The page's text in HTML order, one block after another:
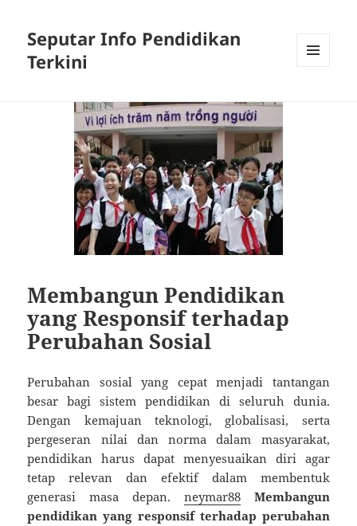
Seputar Info Pendidikan
Terkini
Membangun Pendidikan
yang Responsif terhadap
Perubahan Sosial
Perubahan sosial yang cepat menjadi tantangan
besar bagi sistem pendidikan di seluruh dunia.
Dengan kemajuan teknologi, globalisasi, serta
pergeseran nilai dan norma dalam masyarakat,
pendidikan harus dapat menyesuaikan diri agar
tetap relevan dan efektif dalam membentuk
generasi masa depan. neymar88
Membangun
pendidikan yang responsif terhadap perubahan